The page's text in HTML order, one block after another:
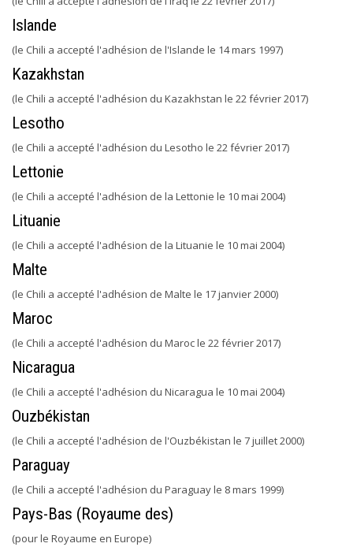
Islande
(le Chili a accepté l'adhésion de l'Islande le 14 mars 1997)
Kazakhstan
(le Chili a accepté l'adhésion du Kazakhstan le 22 février 2017)
Lesotho
(le Chili a accepté l'adhésion du Lesotho le 22 février 2017)
Lettonie
(le Chili a accepté l'adhésion de la Lettonie le 10 mai 2004)
Lituanie
(le Chili a accepté l'adhésion de la Lituanie le 10 mai 2004)
Malte
(le Chili a accepté l'adhésion de Malte le 17 janvier 2000)
Maroc
(le Chili a accepté l'adhésion du Maroc le 22 février 2017)
Nicaragua
(le Chili a accepté l'adhésion du Nicaragua le 10 mai 2004)
Ouzbékistan
(le Chili a accepté l'adhésion de l'Ouzbékistan le 7 juillet 2000)
Paraguay
(le Chili a accepté l'adhésion du Paraguay le 8 mars 1999)
Pays-Bas (Royaume des)
(pour le Royaume en Europe)